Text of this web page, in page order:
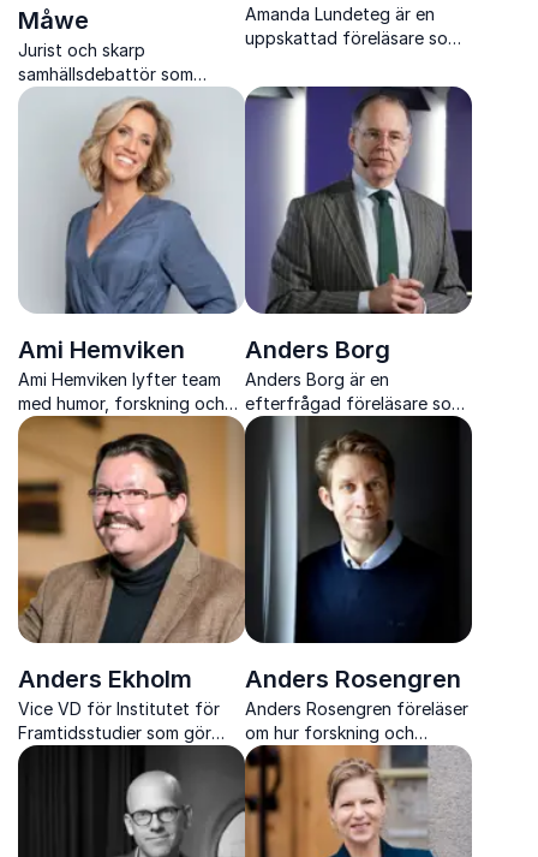
Måwe
Jurist och skarp
samhällsdebattör som
skapar klarhet i komplexa
värderings och
intressekonflikter.
Amanda Lundeteg är en
uppskattad föreläsare som
jämställdhet, ledarskap och
hur inkluderande
arbetsplatser skapas i
Ami Hemviken
Ami Hemviken lyfter team
med humor, forskning och
tydliga verktyg för bättre
kommunikation, ledarskap
och arbetsglädje.
Anders Borg
Anders Borg är en
efterfrågad föreläsare som
ger skarpa perspektiv på
ekonomi, teknik, geopolitik
och hur organisationer kan
förbereda sig för framtiden.
Anders Ekholm
Vice VD för Institutet för
Framtidsstudier som gör
framtidsanalys, teknik och
demografi begripligt,
relevant och direkt
Anders Rosengren
Anders Rosengren föreläser
om hur forskning och
existens samverkar i
vardagens val. Inspirerande,
konkret och hållbart på
djupet.